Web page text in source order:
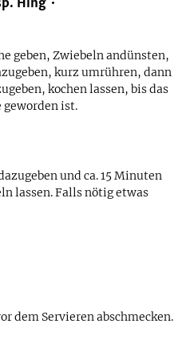
geben, Zwiebeln andünsten,
kurz umrühren, dann
kochen lassen, bis das
geworden ist.
und ca. 15 Minuten
lassen. Falls nötig etwas
dem Servieren abschmecken.